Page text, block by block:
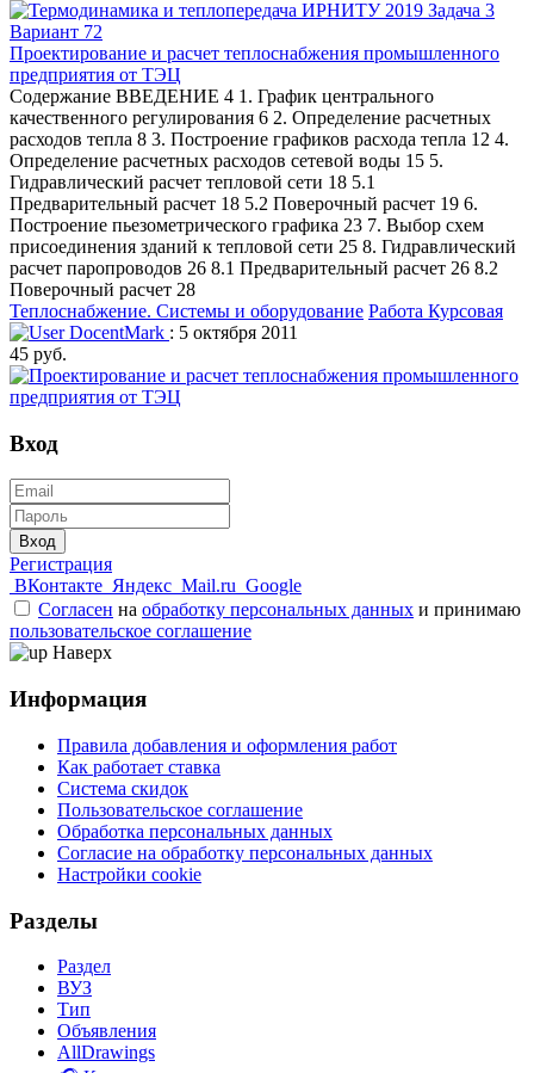
Проектирование и расчет теплоснабжения промышленного
предприятия от ТЭЦ
Содержание ВВЕДЕНИЕ 4 1. График центрального
качественного регулирования 6 2. Определение расчетных
расходов тепла 8 3. Построение графиков расхода тепла 12 4.
Определение расчетных расходов сетевой воды 15 5.
Гидравлический расчет тепловой сети 18 5.1
Предварительный расчет 18 5.2 Поверочный расчет 19 6.
Построение пьезометрического графика 23 7. Выбор схем
присоединения зданий к тепловой сети 25 8. Гидравлический
расчет паропроводов 26 8.1 Предварительный расчет 26 8.2
Поверочный расчет 28
Теплоснабжение. Системы и оборудование Работа Курсовая
DocentMark : 5 октября 2011
45 руб.
Вход
Вход
Регистрация
ВКонтакте Яндекс Mail.ru Google
Согласен на обработку персональных данных и принимаю
пользовательское соглашение
Наверх
Информация
Правила добавления и оформления работ
Как работает ставка
Система скидок
Пользовательское соглашение
Обработка персональных данных
Согласие на обработку персональных данных
Настройки cookie
Разделы
Раздел
ВУЗ
Тип
Объявления
AllDrawings